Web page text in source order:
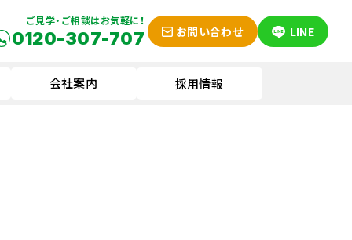
ご見学・ご相談はお気軽に！
0120-307-707 お問い合わせ LINE
会社案内 採用情報